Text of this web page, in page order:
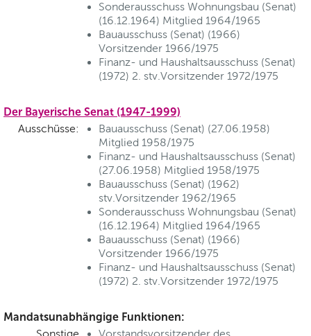
Sonderausschuss Wohnungsbau (Senat)
(16.12.1964) Mitglied 1964/1965
Bauausschuss (Senat) (1966)
Vorsitzender 1966/1975
Finanz- und Haushaltsausschuss (Senat)
(1972) 2. stv.Vorsitzender 1972/1975
Der Bayerische Senat (1947-1999)
Ausschüsse:
Bauausschuss (Senat) (27.06.1958)
Mitglied 1958/1975
Finanz- und Haushaltsausschuss (Senat)
(27.06.1958) Mitglied 1958/1975
Bauausschuss (Senat) (1962)
stv.Vorsitzender 1962/1965
Sonderausschuss Wohnungsbau (Senat)
(16.12.1964) Mitglied 1964/1965
Bauausschuss (Senat) (1966)
Vorsitzender 1966/1975
Finanz- und Haushaltsausschuss (Senat)
(1972) 2. stv.Vorsitzender 1972/1975
Mandatsunabhängige Funktionen:
Sonstige
Vorstandsvorsitzender des